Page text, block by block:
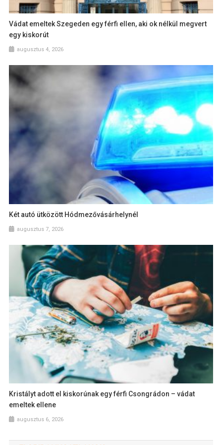
Vádat emeltek Szegeden egy férfi ellen, aki ok nélkül megvert
egy kiskorút
augusztus 4, 2026
Két autó ütközött Hódmezővásárhelynél
augusztus 7, 2026
Kristályt adott el kiskorúnak egy férfi Csongrádon – vádat
emeltek ellene
augusztus 6, 2026